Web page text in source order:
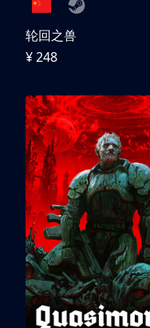
轮回之兽
¥ 248